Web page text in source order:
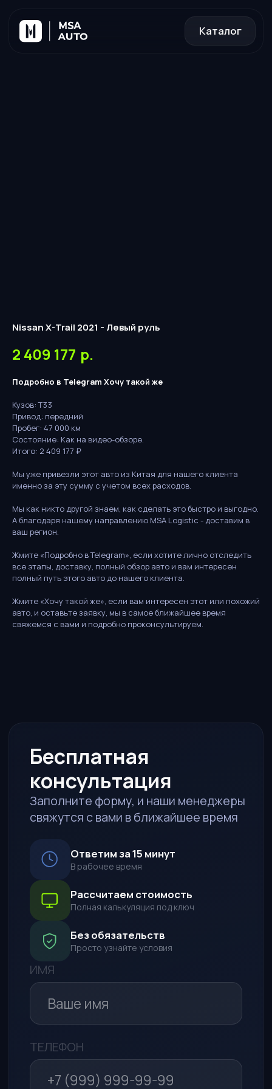
Nissan X-Trail 2021 - Левый руль
2 409 177 р.
Подробно в Telegram Хочу такой же
Кузов: Т33
Привод: передний
Пробег: 47 000 км
Состояние: Как на видео-обзоре.
Итого: 2 409 177 ₽
Мы уже привезли этот авто из Китая для нашего клиента
именно за эту сумму с учетом всех расходов.
Мы как никто другой знаем, как сделать это быстро и выгодно.
А благодаря нашему направлению MSA Logistic - доставим в
ваш регион.
Жмите «Подробно в Telegram», если хотите лично отследить
все этапы, доставку, полный обзор авто и вам интересен
полный путь этого авто до нашего клиента.
Жмите «Хочу такой же», если вам интересен этот или похожий
авто, и оставьте заявку, мы в самое ближайшее время
свяжемся с вами и подробно проконсультируем.
Бесплатная
консультация
Заполните форму, и наши менеджеры
свяжутся с вами в ближайшее время
Ответим за 15 минут
ТЕЛЕФОН
TELEGRAM / WHATSAPP*
ПОЖЕЛАНИЯ К АВТО
СПОСОБ СВЯЗИ
Макс
Я даю согласие на обработку
моих персональных данных в
обращения и предоставления